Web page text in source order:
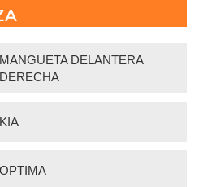
MANGUETA DELANTERA
DERECHA
KIA
OPTIMA